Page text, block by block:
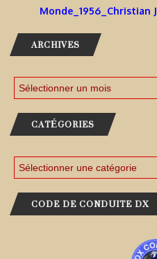
Monde_1956_Christian
ARCHIVES
CATÉGORIES
CODE DE CONDUITE DX